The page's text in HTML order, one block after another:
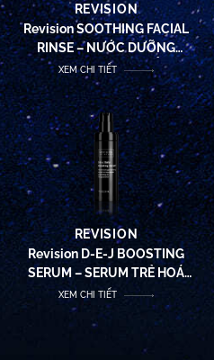
REVISION
Revision SOOTHING FACIAL
RINSE – NƯỚC DƯỠNG
CHUYÊN SÂU VÀ CẤP ẨM ĐA
TẦNG
XEM CHI TIẾT
REVISION
Revision D-E-J BOOSTING
SERUM – SERUM TRẺ HOÁ
VÀ KÍCH HOẠT NĂNG
LƯỢNG TẾ BÀO
XEM CHI TIẾT